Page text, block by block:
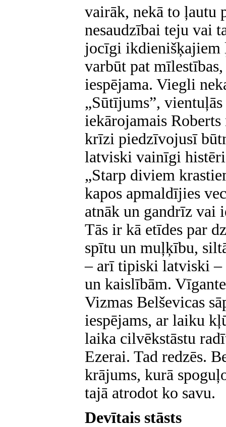
vairāk, nekā to ļautu
nesaudzībai teju vai
jocīgi ikdienišķajiem
varbūt pat
iespējama. Viegli
„Sūtījums”,
iekārojamais
krīzi piedzīvojusī
latviski vainīgi
„Starp diviem
kapos apmaldījies
atnāk un gandrīz vai
Tās ir kā etīdes par
spītu un muļķību,
– arī tipiski latviski –
un kaislībām.
Vizmas Belševicas
iespējams, ar laiku
laika cilvēkstāstu
Ezerai. Tad redzēs.
krājums, kurā
tajā atrodot ko savu.
Devītais stāsts